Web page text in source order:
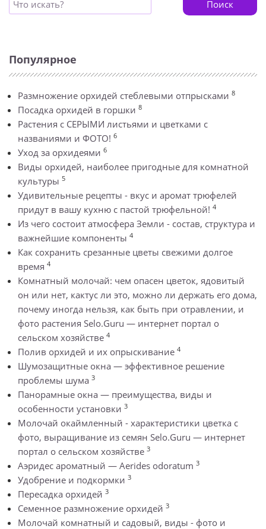
Поиск
Популярное
Размножение орхидей стеблевыми отпрысками 8
Посадка орхидей в горшки 8
Растения с СЕРЫМИ листьями и цветками с
названиями и ФОТО! 6
Уход за орхидеями 6
Виды орхидей, наиболее пригодные для комнатной
культуры 5
Удивительные рецепты - вкус и аромат трюфелей
придут в вашу кухню с пастой трюфельной! 4
Из чего состоит атмосфера Земли - состав, структура и
важнейшие компоненты 4
Как сохранить срезанные цветы свежими долгое
время 4
Комнатный молочай: чем опасен цветок, ядовитый
он или нет, кактус ли это, можно ли держать его дома,
почему иногда нельзя, как быть при отравлении, и
фото растения Selo.Guru — интернет портал о
сельском хозяйстве 4
Полив орхидей и их опрыскивание 4
Шумозащитные окна — эффективное решение
проблемы шума 3
Панорамные окна — преимущества, виды и
особенности установки 3
Молочай окаймленный - характеристики цветка с
фото, выращивание из семян Selo.Guru — интернет
портал о сельском хозяйстве 3
Аэридес ароматный — Aerides odoratum 3
Удобрение и подкормки 3
Пересадка орхидей 3
Семенное размножение орхидей 3
Молочай комнатный и садовый, виды - фото и